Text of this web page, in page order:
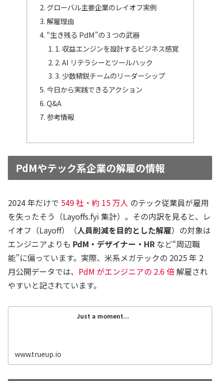
グローバル主要企業のレイオフ実例
解雇理由
“生き残る PdM”の 3 つの武器
1. 収益エンジンを設計するビジネス感覚
2. AI リテラシーとツールハック
3. 少数精鋭チームのリーダーシップ
今日から実践できるアクション
Q&A
参考情報
PdMやテック系企業の解雇の情報
2024 年だけで 549 社・約 15 万人 のテック従業員が雇用
を失ったそう（Layoffs.fyi 集計）。その内訳を見ると、レ
イオフ（Layoff）（人員削減を目的とした解雇）の対象は
エンジニアよりも PdM・デザイナー・HR など“周辺職
能”に偏っています。実際、米系メガテックの 2025 年 2
月公開データでは、 PdM がエンジニアの 2.6 倍解雇され
やすいと記されています。
Just a moment...
www.trueup.io